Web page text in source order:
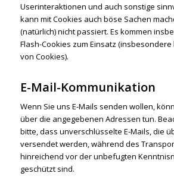
Userinteraktionen und auch sonstige
kann mit Cookies auch böse Sachen
(natürlich) nicht passiert. Es kommen
Flash-Cookies zum Einsatz (insbesondere
von Cookies).
E-Mail-Kommunikation
Wenn Sie uns E-Mails senden wollen,
über die angegebenen Adressen tun.
bitte, dass unverschlüsselte E-Mails, die
versendet werden, während des
hinreichend vor der unbefugten
geschützt sind.